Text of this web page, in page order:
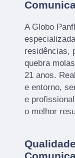
A Globo
residências,
quebra
21 anos.
e entorno,
e
o melhor